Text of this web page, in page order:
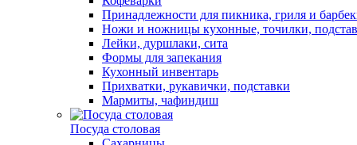
Принадлежности для пикника, гриля и
Ножи и ножницы кухонные, точилки,
Лейки, дуршлаки, сита
Формы для запекания
Кухонный инвентарь
Прихватки, рукавички, подставки
Мармиты, чафиндиш
Посуда столовая